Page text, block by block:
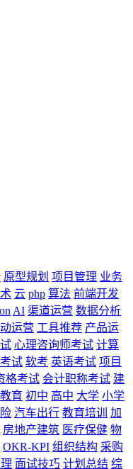
原型规划 项目管理 业务
云 php 算法 前端开发
AI 渠道运营 数据分析
运营 工具推荐 产品运
心理咨询师考试 计算
试 软考 英语考试 项目
格考试 会计职称考试 建
育 初中 高中 大学 小学
汽车出行 教育培训
加
房地产建筑 医疗保健 物
OKR-KPI 组织结构 采购
面试技巧 计划总结 综